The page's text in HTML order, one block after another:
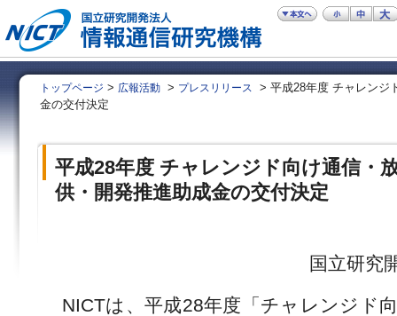
トップページ > 広報活動 > プレスリリース
> 平成28年度 チャレンジ
金の交付決定
平成28年度 チャレンジド向け通信・
供・開発推進助成金の交付決定
国立研究
NICTは、平成28年度「チャレンジド